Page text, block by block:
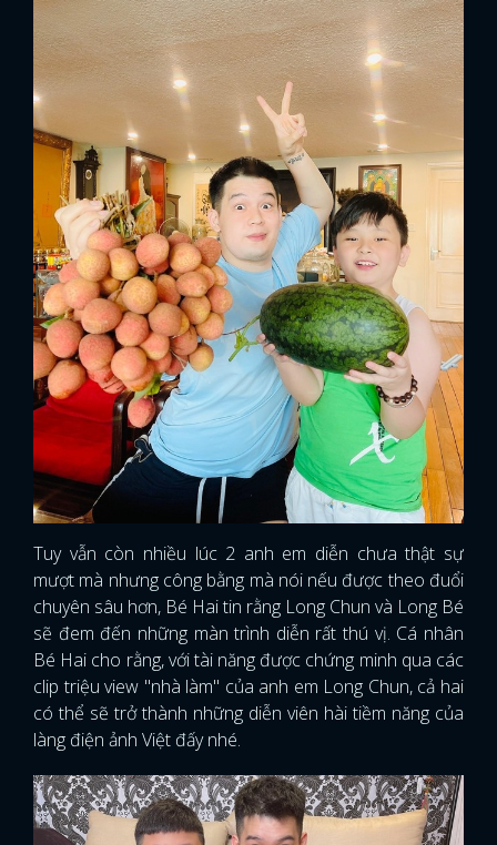
Tuy vẫn còn nhiều lúc 2 anh em diễn chưa thật sự
mượt mà nhưng công bằng mà nói nếu được theo đuổi
chuyên sâu hơn, Bé Hai tin rằng Long Chun và Long Bé
sẽ đem đến những màn trình diễn rất thú vị. Cá nhân
Bé Hai cho rằng, với tài năng được chứng minh qua các
clip triệu view "nhà làm" của anh em Long Chun, cả hai
có thể sẽ trở thành những diễn viên hài tiềm năng của
làng điện ảnh Việt đấy nhé.